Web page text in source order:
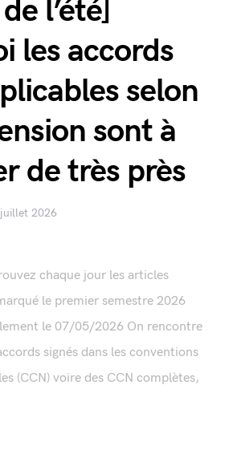
l’été]
les accords
selon
sont à
de très près
2026
chaque jour les articles
le premier semestre 2026
le 07/05/2026 On rencontre
signés dans les conventions
(CCN) voire des CCN complètes,